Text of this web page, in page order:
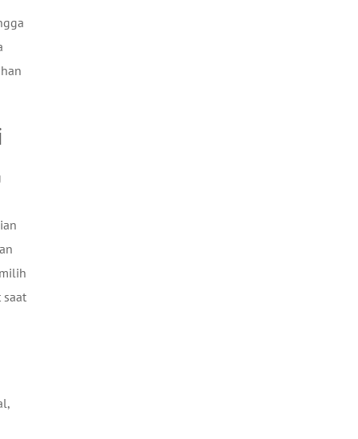
saat